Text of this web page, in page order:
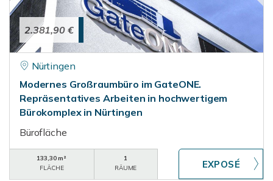
2.381,90 €
Nürtingen
Modernes Großraumbüro im GateONE.
Repräsentatives Arbeiten in hochwertigem
Bürokomplex in Nürtingen
Bürofläche
133,30 m²
FLÄCHE
1
RÄUME